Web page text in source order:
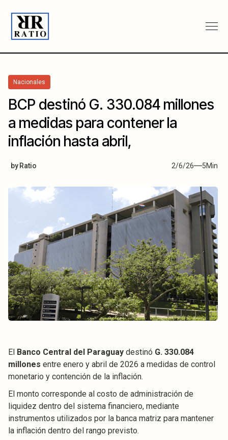
Nacionales
BCP destinó G. 330.084 millones
a medidas para contener la
inflación hasta abril,
by Ratio 2/6/26 5Min
El Banco Central del Paraguay destinó G. 330.084
millones entre enero y abril de 2026 a medidas de control
monetario y contención de la inflación.
El monto corresponde al costo de administración de
liquidez dentro del sistema financiero, mediante
instrumentos utilizados por la banca matriz para mantener
la inflación dentro del rango previsto.